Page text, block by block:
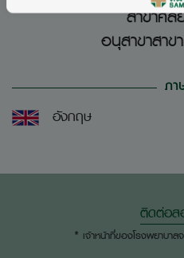
สาขาศั
อนุสาขาสา
ภา
อังกฤษ
ติดต่อส
* เจ้าหน้าที่ของโรงพยาบา